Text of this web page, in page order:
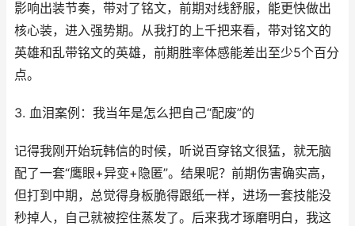
影响出装节奏，带对了铭文，前期对线舒服，能更快做出
核心装，进入强势期。从我打的上千把来看，带对铭文的
英雄和乱带铭文的英雄，前期胜率体感能差出至少5个百分
点。
3. 血泪案例：我当年是怎么把自己“配废”的
记得我刚开始玩韩信的时候，听说百穿铭文很猛，就无脑
配了一套“鹰眼+异变+隐匿”。结果呢？前期伤害确实高，
但打到中期，总觉得身板脆得跟纸一样，进场一套技能没
秒掉人，自己就被控住蒸发了。后来我才琢磨明白，我这